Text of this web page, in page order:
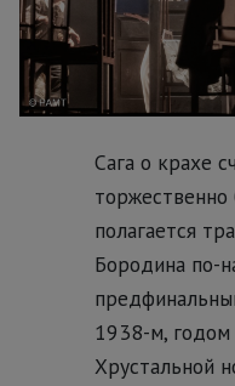
Сага о крахе
полагается
Бородина по-
1938-м,
Хрустальной